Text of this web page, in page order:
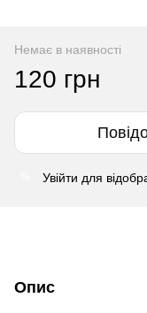
Немає в наявності
120 грн
Увійти для
Опис